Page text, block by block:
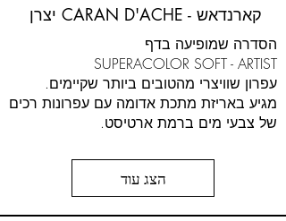
יצרן CARAN D'ACHE - קארנדאש
הסדרה שמופיעה בדף
SUPERACOLOR SOFT - ARTIST
עפרון שוויצרי מהטובים ביותר שקיימים.
מגיע באריזת מתכת אדומה עם עפרונות רכים
של צבעי מים ברמת ארטיסט.
הצג עוד